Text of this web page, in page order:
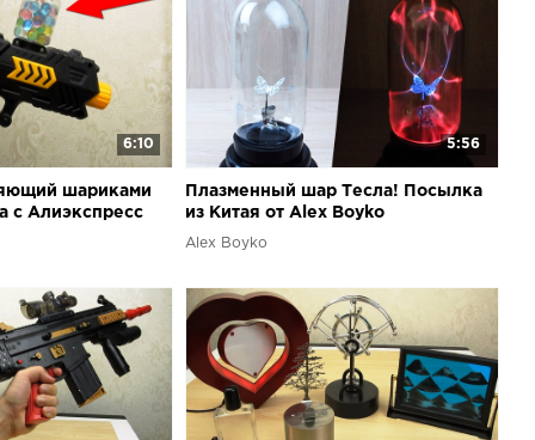
6:10
шариками
с Алиэкспресс
5:56
Плазменный шар Тесла! Посылка
из Китая от Alex Boyko
Alex Boyko